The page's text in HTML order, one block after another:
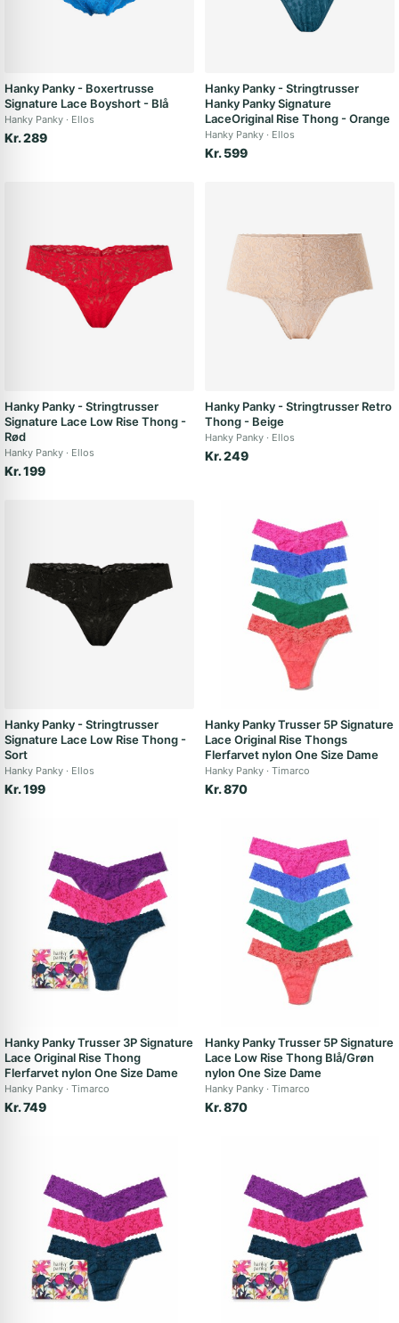
Hanky Panky - Boxertrusse
Signature Lace Boyshort - Blå
Hanky Panky Ellos
Kr. 289
Hanky Panky - Stringtrusser
Hanky Panky Signature
LaceOriginal Rise Thong - Orange
Hanky Panky Ellos
Kr. 599
Hanky Panky - Stringtrusser
Signature Lace Low Rise Thong -
Rød
Hanky Panky Ellos
Kr. 199
Hanky Panky - Stringtrusser Retro
Thong - Beige
Hanky Panky Ellos
Kr. 249
Hanky Panky - Stringtrusser
Signature Lace Low Rise Thong -
Sort
Hanky Panky Ellos
Kr. 199
Hanky Panky Trusser 5P Signature
Lace Original Rise Thongs
Flerfarvet nylon One Size Dame
Hanky Panky Timarco
Kr. 870
Hanky Panky Trusser 3P Signature
Lace Original Rise Thong
Flerfarvet nylon One Size Dame
Hanky Panky Timarco
Kr. 749
Hanky Panky Trusser 5P Signature
Lace Low Rise Thong Blå/Grøn
nylon One Size Dame
Hanky Panky Timarco
Kr. 870